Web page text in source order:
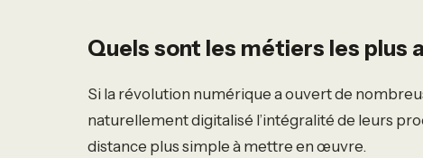
Quels sont les métiers les plus
Si la révolution numérique a ouvert de
naturellement digitalisé l’intégralité de leurs
distance plus simple à mettre en œuvre.